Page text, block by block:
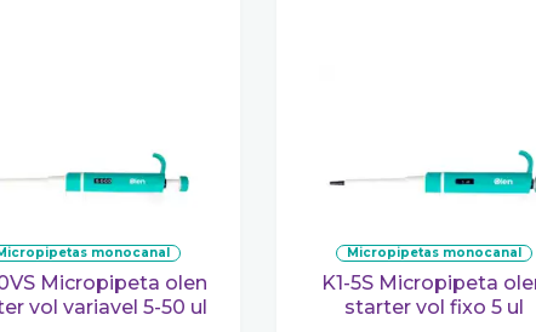
micropipetas monocanal
vol variavel 5-50 ul
micropipetas monocanal
K1-5S Micropipeta olen
starter vol fixo 5 ul